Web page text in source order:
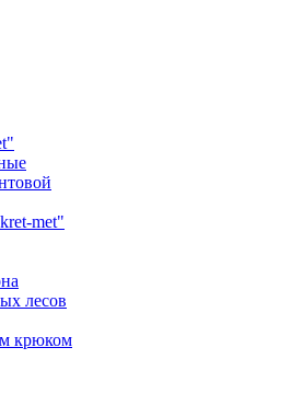
met"
лесов
крюком